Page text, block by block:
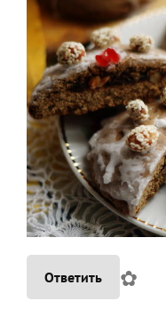
Ответить ✿